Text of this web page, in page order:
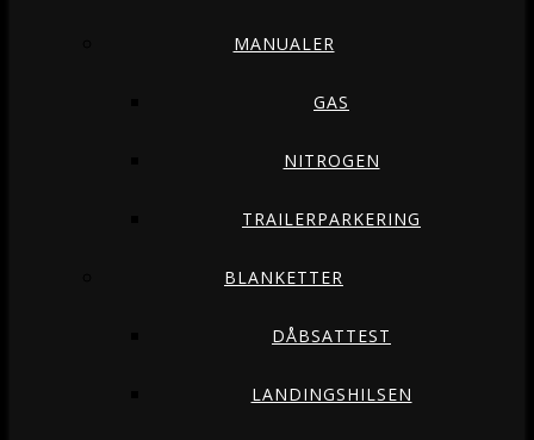
MANUALER
GAS
NITROGEN
TRAILERPARKERING
BLANKETTER
DÅBSATTEST
LANDINGSHILSEN